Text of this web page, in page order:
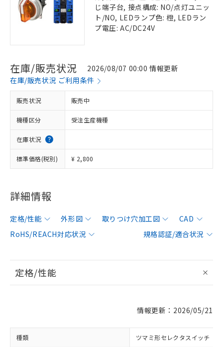
じ端子台, 接点構成: NO/点灯ユニッ
ト/NO, LEDランプ色: 橙, LEDラン
プ電圧: AC/DC24V
在庫/販売状況
2026/08/07 00:00 情報更新
在庫/販売状況 ご利用条件
販売状況 販売中
機種区分 受注生産機種
在庫状況
標準価格(税別) ¥ 2,800
詳細情報
定格/性能 外形図 取りつけ穴加工図
CAD
RoHS/REACH対応状況
規格認証/適合状況
定格/性能
情報更新：2026/05/21
種類 ツマミ形セレクタスイッチ